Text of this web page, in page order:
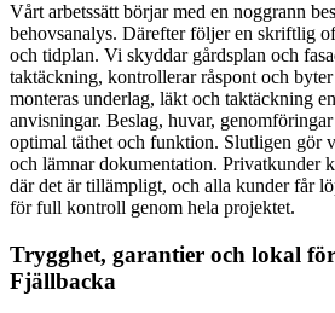
Vårt arbetssätt börjar med en noggrann
behovsanalys. Därefter följer en skriftlig
och tidplan. Vi skyddar gårdsplan och
taktäckning, kontrollerar råspont och
monteras underlag, läkt och taktäckning
anvisningar. Beslag, huvar,
optimal täthet och funktion. Slutligen gör
och lämnar dokumentation. Privatkunder
där det är tillämpligt, och alla kunder får
för full kontroll genom hela projektet.
Trygghet, garantier och lokal
Fjällbacka